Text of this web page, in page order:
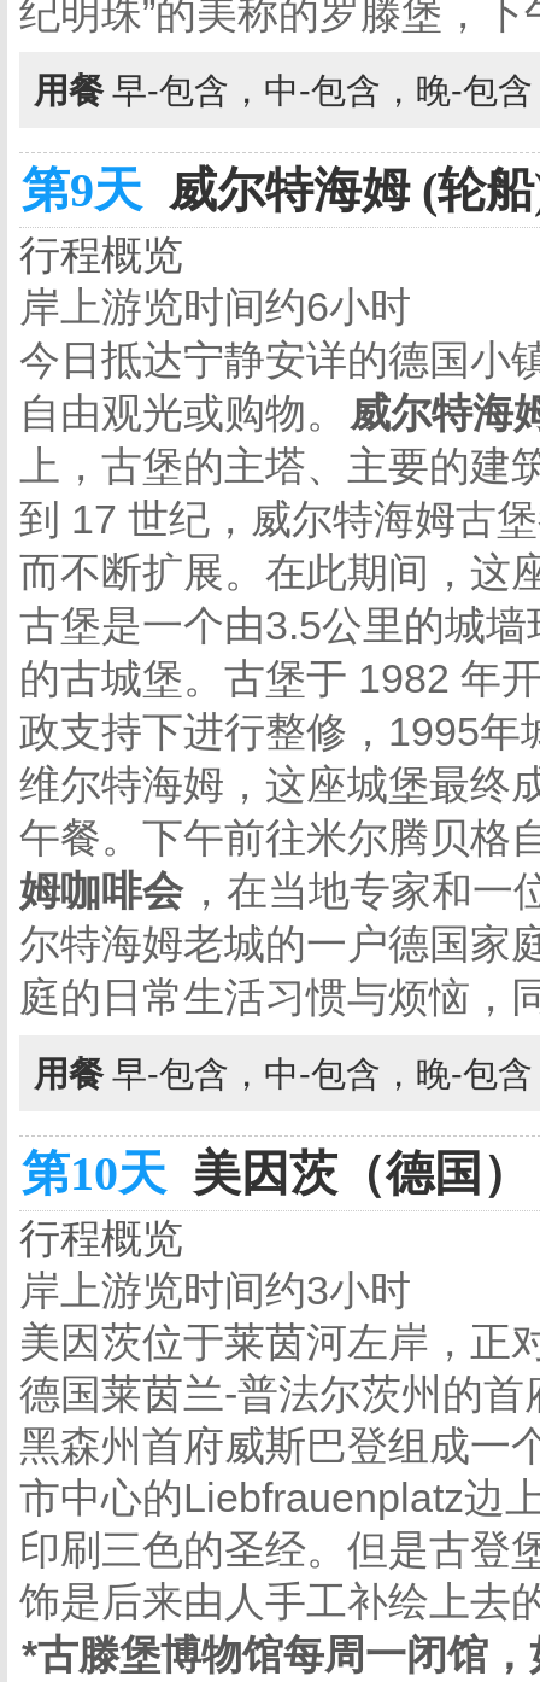
纪明珠”的美称的罗滕堡，
用餐 早-包含，中-包含，晚-包
第9天 威尔特海姆 (轮
行程概览
岸上游览时间约6小时
今日抵达宁静安详的德国小
自由观光或购物。
威尔特海
上，古堡的主塔、主要的
到 17 世纪，威尔特海姆古
而不断扩展。在此期间，这
古堡是一个由3.5公里的城
的古城堡。古堡于 1982 年
政支持下进行整修，1995
维尔特海姆，这座城堡最终
午餐。下午前往米尔腾贝格
姆咖啡会 ，在当地专家和
尔特海姆老城的一户德国家
庭的日常生活习惯与烦恼，
用餐 早-包含，中-包含，晚-包
第10天 美因茨（德国
行程概览
岸上游览时间约3小时
美因茨位于莱茵河左岸，正
德国莱茵兰-普法尔茨州的
黑森州首府威斯巴登组成一
市中心的Liebfrauenplatz边
印刷三色的圣经。但是古登
饰是后来由人手工补绘上去
*古滕堡博物馆每周一闭馆